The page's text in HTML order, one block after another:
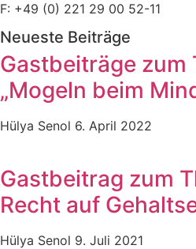
F: +49 (0) 221 29 00 52-11
Neueste Beiträge
Gastbeiträge zum
„Mogeln beim
Hülya Senol 6. April 2022
Gastbeitrag zum
Recht auf
Hülya Senol 9. Juli 2021